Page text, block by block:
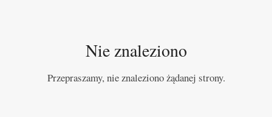
Nie znaleziono
Przepraszamy, nie znaleziono żądanej strony.